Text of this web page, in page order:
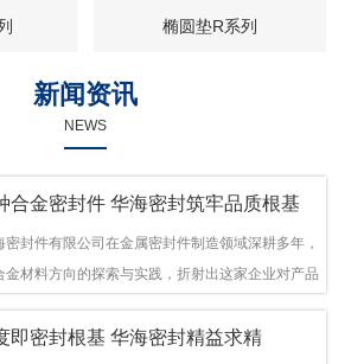
椭圆垫R系列
新闻资讯
NEWS
合金密封件 华海密封筑牢品质根基
密封件有限公司在金属密封件制造领域深耕多年，
金材料方向的探索与实践，折射出这家企业对产品
多种材质方案，在石油机械、管道法兰、采油树、
即密封根基 华海密封精益求精